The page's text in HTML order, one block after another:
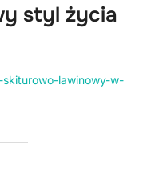
styl życia
lawinowy-w-